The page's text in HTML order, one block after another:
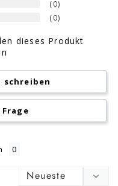
0
0
dieses Produkt
schreiben